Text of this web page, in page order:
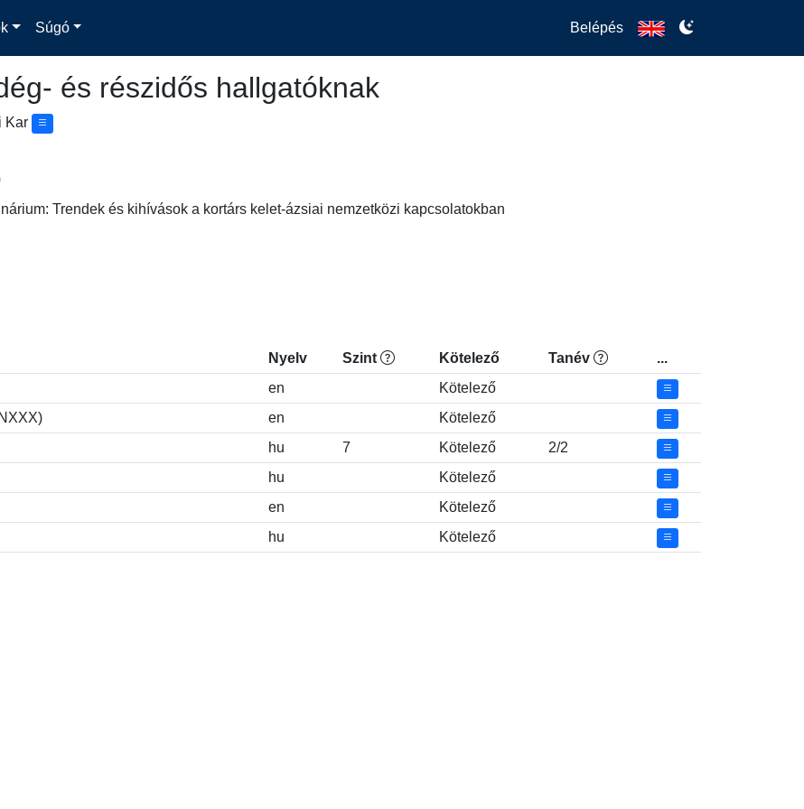
Súgó Belépés
és részidős hallgatóknak
Kar
Trendek és kihívások a kortárs kelet-ázsiai nemzetközi kapcsolatokban
Nyelv Szint Kötelező Tanév
...
en
Kötelező
en
Kötelező
hu 7 Kötelező
2/2
hu
Kötelező
en
Kötelező
hu Kötelező